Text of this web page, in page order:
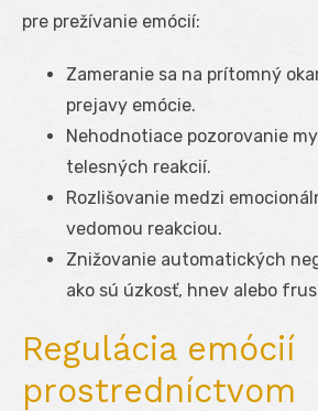
pre prežívanie emócií:
Zameranie sa na prítomný
prejavy emócie.
Nehodnotiace pozorovanie
telesných reakcií.
Rozlišovanie medzi
vedomou reakciou.
Znižovanie automatických
ako sú úzkosť, hnev alebo
Regulácia emócií
prostredníctvom